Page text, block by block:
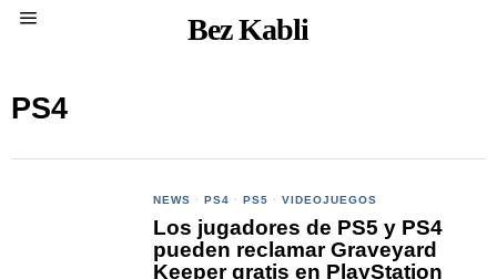
Bez Kabli
PS4
NEWS · PS4 · PS5 · VIDEOJUEGOS
Los jugadores de PS5 y PS4
pueden reclamar Graveyard
Keeper gratis en PlayStation